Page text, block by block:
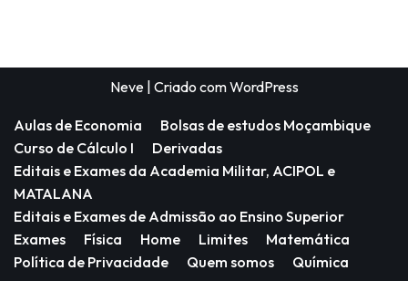
Neve| Criado comWordPress
Aulas de Economia
Bolsas de estudos Moçambique
Curso de Cálculo I
Derivadas
Editais e Exames da Academia Militar, ACIPOL e
MATALANA
Editais e Exames de Admissão ao Ensino Superior
Exames
Física Home Limites
Matemática
Política de Privacidade
Quem somos Química